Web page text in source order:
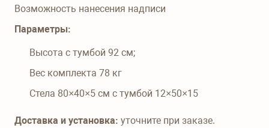
Возможность нанесения надписи
Параметры:
Высота с тумбой 92 см;
Вес комплекта 78 кг
Стела 80×40×5 см с тумбой 12×50×15
Доставка и установка: уточните при заказе.